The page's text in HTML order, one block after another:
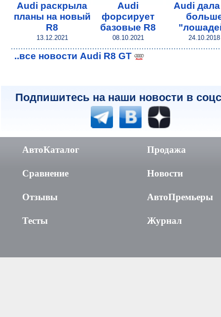
Audi раскрыла
планы на новый
R8
13.12.2021
Audi
форсирует
базовые R8
08.10.2021
Audi
24.10.2018
..все новости Audi R8 GT
Подпишитесь на наши новости в
АвтоКаталог
Сравнение
Отзывы
Тесты
Продажа
Новости
АвтоПремьеры
Журнал